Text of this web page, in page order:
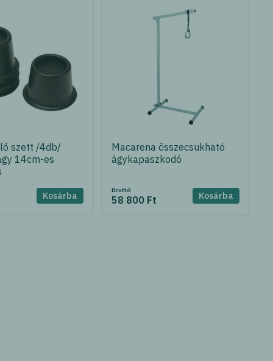
szett /4db/
14cm-es
Kosárba
Macarena összecsukható
ágykapaszkodó
Bruttó
58 800 Ft Kosárba